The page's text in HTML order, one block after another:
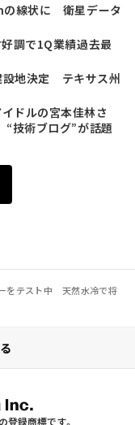
の線状に 衛星データ
調で1Q業績過去最
設地決定 テキサス州
ドルの宮本佳林さ
技術ブログ”が話題
をテスト中 天然水冷で将
録商標です。